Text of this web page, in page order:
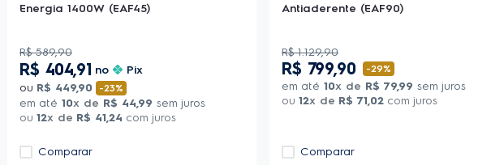
Energia 1400W (EAF45)
R$ 589,90
R$ 404,91 no
Pix
ou R$ 449,90 -23%
em até 10x de R$ 44,99 sem juros
ou 12x de R$ 41,24 com juros
Comparar
Antiaderente (EAF90)
R$ 1.129,90
R$ 799,90 -29%
em até 10x de R$ 79,99 sem juros
ou 12x de R$ 71,02com juros
Comparar